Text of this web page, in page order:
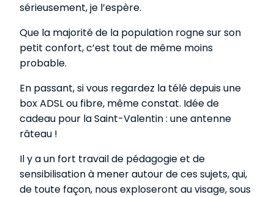
sérieusement, je l’espère.
Que la majorité de la population rogne sur son
petit confort, c’est tout de même moins
probable.
En passant, si vous regardez la télé depuis une
box ADSL ou fibre, même constat. Idée de
cadeau pour la Saint-Valentin : une antenne
râteau !
Il y a un fort travail de pédagogie et de
sensibilisation à mener autour de ces sujets, qui,
de toute façon, nous exploseront au visage, sous